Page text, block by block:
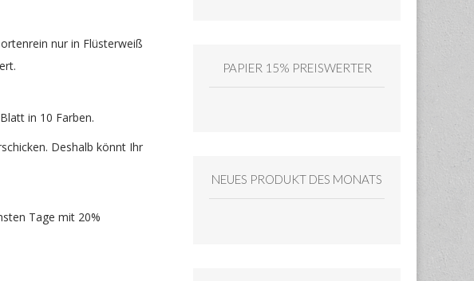
nur in Flüsterweiß
in 10 Farben.
Deshalb könnt Ihr
Tage mit 20%
PAPIER 15% PREISWERTER
NEUES PRODUKT DES MONATS